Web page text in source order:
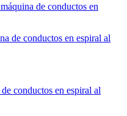
de conductos en
conductos en espiral al